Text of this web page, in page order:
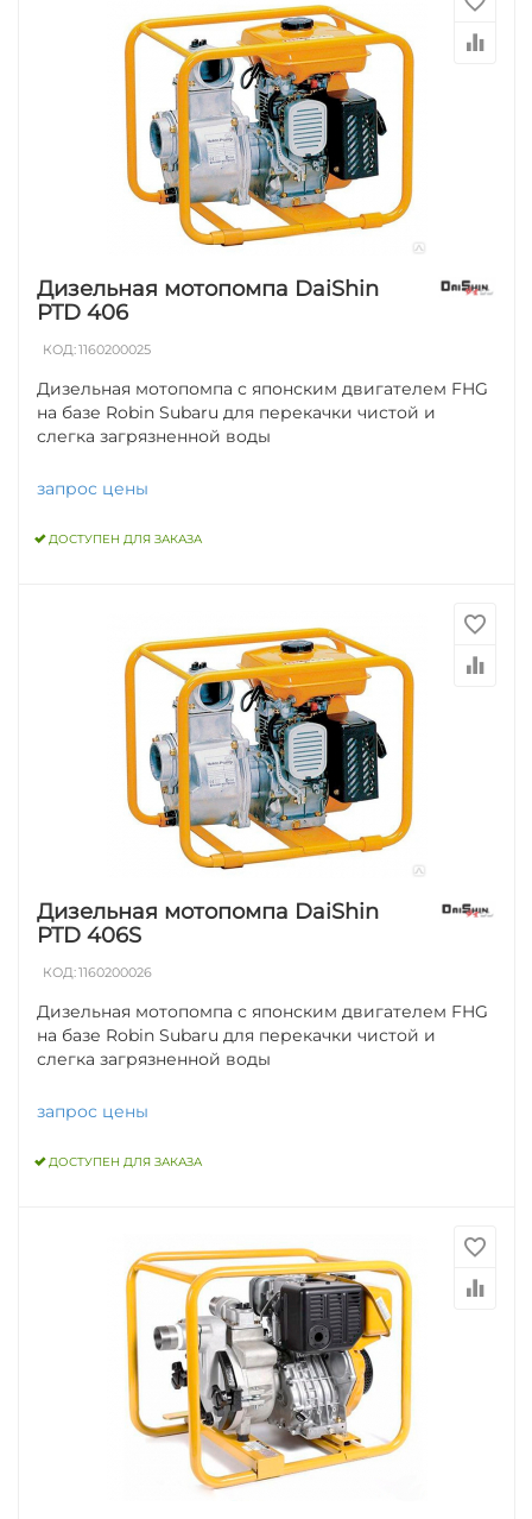
Дизельная мотопомпа DaiShin
PTD 406
КОД:1160200025
Дизельная мотопомпа с японским двигателем FHG
на базе Robin Subaru для перекачки чистой и
слегка загрязненной воды
запрос цены
ДОСТУПЕН ДЛЯ ЗАКАЗА
Дизельная мотопомпа DaiShin
PTD 406S
КОД:1160200026
Дизельная мотопомпа с японским двигателем FHG
на базе Robin Subaru для перекачки чистой и
слегка загрязненной воды
запрос цены
ДОСТУПЕН ДЛЯ ЗАКАЗА